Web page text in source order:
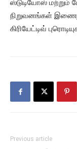
ஸ்டுடியோஸ் மற்றும்
நிறுவனங்கள்
கிரியேட்டிவ்
Previous article